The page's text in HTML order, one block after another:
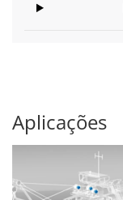
Aplicações